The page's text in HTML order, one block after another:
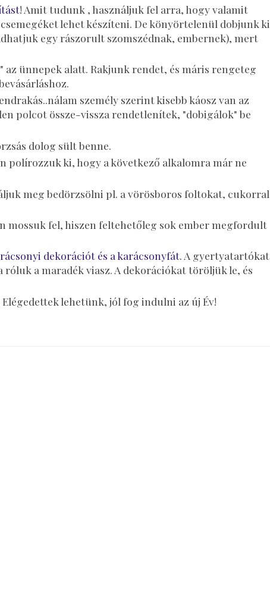
! Amit tudunk , használjuk fel arra, hogy valamit
lehet készíteni. De könyörtelenül dobjunk ki
egy rászorult szomszédnak, embernek), mert
ünnepek alatt. Rakjunk rendet, és máris rengeteg
személy szerint kisebb káosz van az
polcot össze-vissza rendetlenítek, "dobigálok" be
dolog sült benne.
polírozzuk ki, hogy a következő alkalomra már ne
meg bedörzsölni pl. a vörösboros foltokat, cukorral
mossuk fel, hiszen feltehetőleg sok ember megfordult
dekorációt és a karácsonyfát. A gyertyatartókat
a maradék viasz. A dekorációkat töröljük le, és
Elégedettek lehetünk, jól fog indulni az új Év!